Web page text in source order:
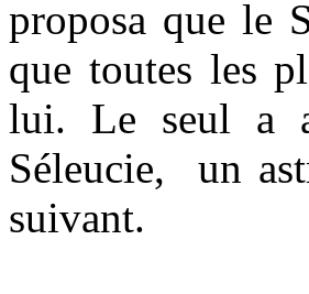
proposa que le
que toutes les
lui. Le seul a
Séleucie, un
suivant.